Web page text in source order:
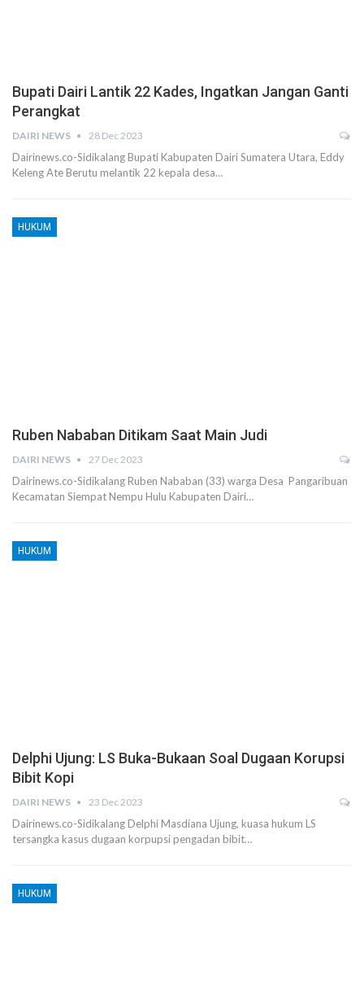
Bupati Dairi Lantik 22 Kades, Ingatkan Jangan Ganti
Perangkat
DAIRI NEWS 28 Dec 2023
Dairinews.co-Sidikalang Bupati Kabupaten Dairi Sumatera Utara, Eddy
Keleng Ate Berutu melantik 22 kepala desa…
HUKUM
Ruben Nababan Ditikam Saat Main Judi
DAIRI NEWS 27 Dec 2023
Dairinews.co-Sidikalang Ruben Nababan (33) warga Desa Pangaribuan
Kecamatan Siempat Nempu Hulu Kabupaten Dairi…
HUKUM
Delphi Ujung: LS Buka-Bukaan Soal Dugaan Korupsi
Bibit Kopi
DAIRI NEWS 23 Dec 2023
Dairinews.co-Sidikalang Delphi Masdiana Ujung, kuasa hukum LS
tersangka kasus dugaan korpupsi pengadan bibit…
HUKUM